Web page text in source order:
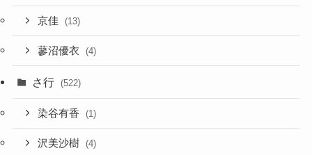
京佳 (13)
蓼沼優衣 (4)
さ行 (522)
染谷有香 (1)
沢美沙樹 (4)